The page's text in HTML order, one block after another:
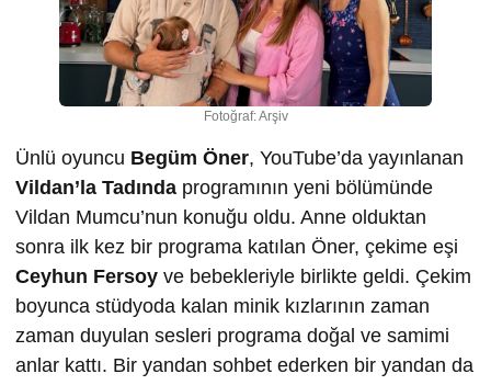
Fotoğraf: Arşiv
Ünlü oyuncu Begüm Öner, YouTube’da yayınlanan
Vildan’la Tadında programının yeni bölümünde
Vildan Mumcu’nun konuğu oldu. Anne olduktan
sonra ilk kez bir programa katılan Öner, çekime eşi
Ceyhun Fersoy ve bebekleriyle birlikte geldi. Çekim
boyunca stüdyoda kalan minik kızlarının zaman
zaman duyulan sesleri programa doğal ve samimi
anlar kattı. Bir yandan sohbet ederken bir yandan da